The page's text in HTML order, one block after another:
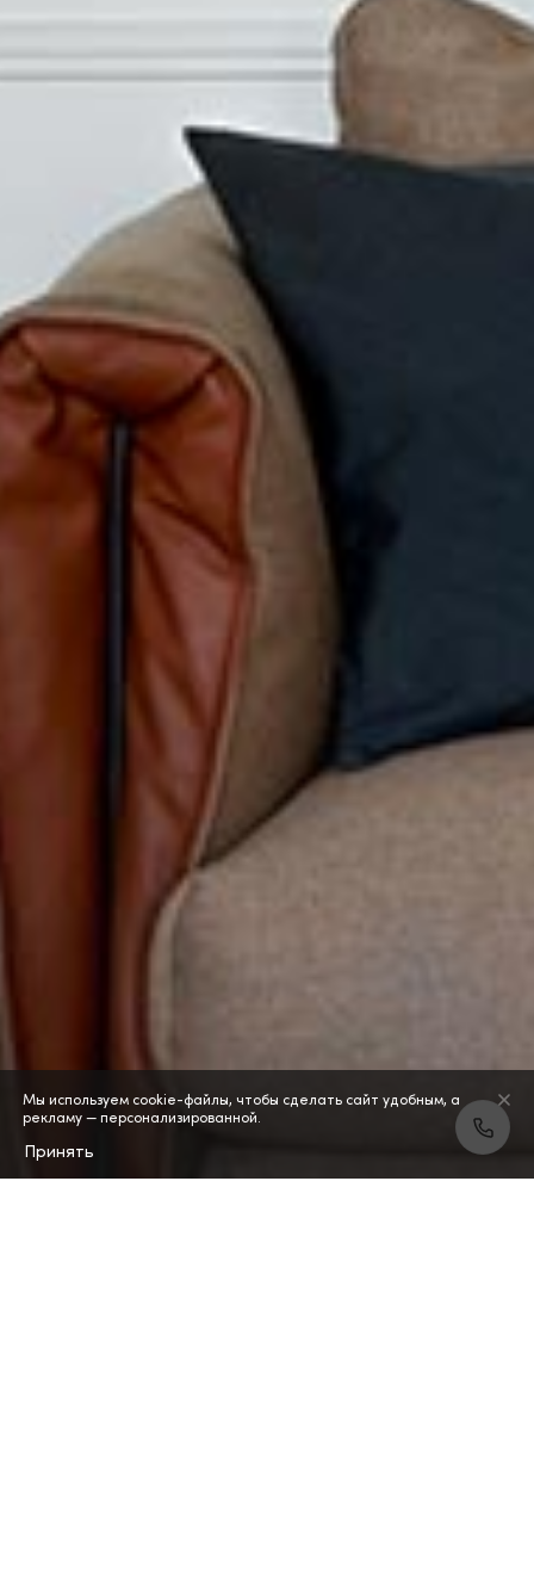
Мы используем cookie-файлы, чтобы сделать сайт удобным, а
рекламу — персонализированной.
Принять